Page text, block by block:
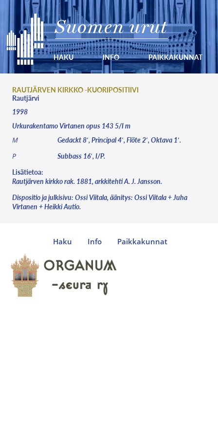
Suomen urut
HAKU INFO PAIKKAKUNNAT
RAUTJÄRVEN KIRKKO -KUORIPOSITIIVI
Rautjärvi
1998
Urkurakentamo Virtanen opus 143 5/I m
M Gedackt 8′, Principal 4′, Flöte 2′, Oktava 1′.
P
Subbass 16′, I/P.
Lisätietoa:
Rautjärven kirkko rak. 1881, arkkitehti A. J. Jansson.
Dispositio ja julkisivu: Ossi Viitala, äänitys: Ossi Viitala + Juha
Virtanen + Heikki Autio.
Haku Info Paikkakunnat